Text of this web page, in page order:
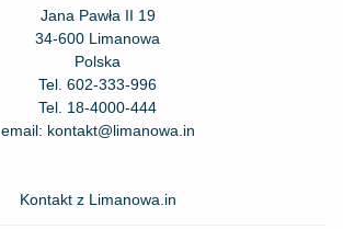
Jana Pawła II 19
34-600 Limanowa
Polska
Tel. 602-333-996
Tel. 18-4000-444
email: kontakt@limanowa.in
Kontakt z Limanowa.in